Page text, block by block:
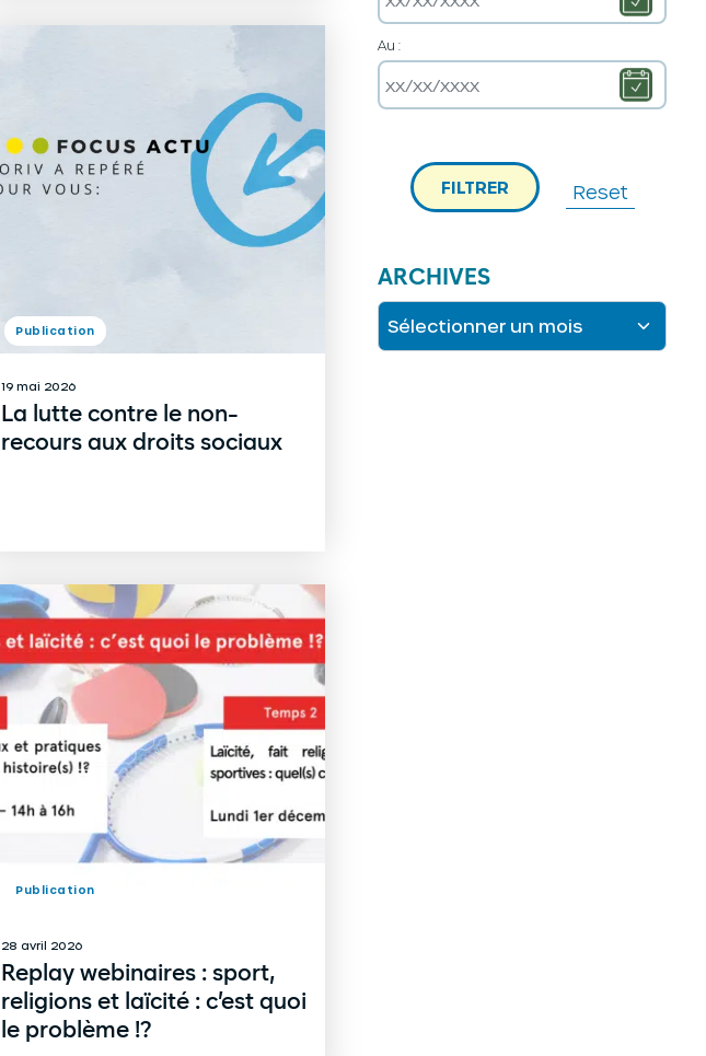
19 mai 2026
La lutte contre le non-
recours aux droits sociaux
Publication
28 avril 2026
Replay webinaires : sport,
religions et laïcité : c’est quoi
le problème !?
Publication
Au :
FILTRER Reset
ARCHIVES